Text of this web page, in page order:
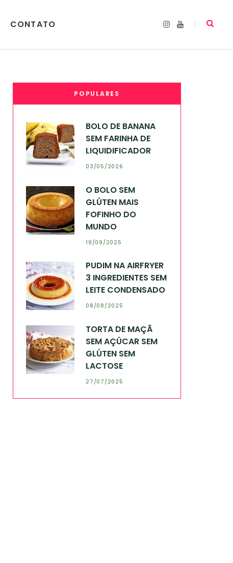
CONTATO
I
m
Y
POPULARES
BOLO DE BANANA
SEM FARINHA DE
LIQUIDIFICADOR
03/05/2026
O BOLO SEM
GLÚTEN MAIS
FOFINHO DO
MUNDO
19/09/2025
PUDIM NA AIRFRYER
3 INGREDIENTES SEM
LEITE CONDENSADO
08/08/2025
TORTA DE MAÇÃ
SEM AÇÚCAR SEM
GLÚTEN SEM
LACTOSE
27/07/2025